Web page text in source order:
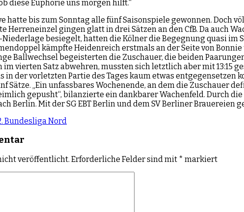
diese Euphorie uns morgen hilft.“
hatte bis zum Sonntag alle fünf Saisonspiele gewonnen.
Herreneinzel gingen glatt in drei Sätzen an den CfB. Da auch
besiegelt, hatten die Kölner die Begegnung quasi
kämpfte Heidenreich erstmals an der Seite von
Ballwechsel begeisterten die Zuschauer, die beiden
vierten Satz abwehren, mussten sich letztlich aber mit 13:15
in der vorletzten Partie des Tages kaum etwas
Sätze. „Ein unfassbares Wochenende, an dem die Zuschauer
gepusht“, bilanzierte ein dankbarer Wachenfeld. Durch
Berlin. Mit der SG EBT Berlin und dem SV Berliner
Bundesliga Nord
veröffentlicht. Erforderliche Felder sind mit * markiert